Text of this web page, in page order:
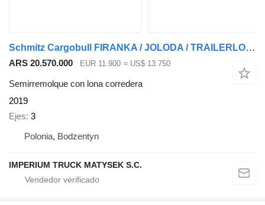
Schmitz Cargobull FIRANKA / JOLODA / TRAILERLODA / VARIOS / 385/55 R22,5 / DACH
ARS 20.570.000 EUR 11.900 ≈ US$ 13.750
Semirremolque con lona corredera
2019
Ejes 3
Polonia, Bodzentyn
IMPERIUM TRUCK MATYSEK S.C.